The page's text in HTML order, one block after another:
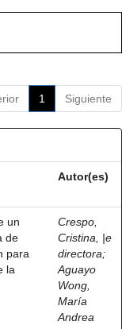
1 Siguiente
Autor(es)
un
de
para
la
Crespo,
Cristina, |e
directora;
Aguayo
Wong,
María
Andrea